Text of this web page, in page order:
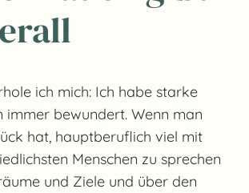
ich mich: Ich habe starke
immer bewundert. Wenn man
hat, hauptberuflich viel mit
Menschen zu sprechen
und Ziele und über den